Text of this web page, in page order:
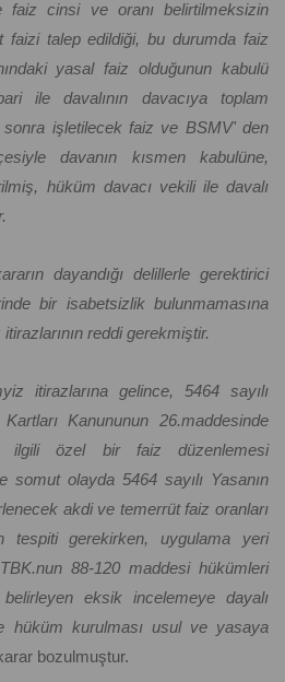
faiz cinsi ve oranı belirtilmeksizin
faizi talep edildiği, bu durumda faiz
yasal faiz olduğunun kabulü
ile davalının davacıya toplam
sonra işletilecek faiz ve BSMV' den
davanın kısmen kabulüne,
hüküm davacı vekili ile davalı
dayandığı delillerle gerektirici
bir isabetsizlik bulunmamasına
reddi gerekmiştir.
itirazlarına gelince, 5464 sayılı
Kanununun 26.maddesinde
ilgili özel bir faiz düzenlemesi
somut olayda 5464 sayılı Yasanın
akdi ve temerrüt faiz oranları
tespiti gerekirken, uygulama yeri
88-120 maddesi hükümleri
eksik incelemeye dayalı
hüküm kurulması usul ve yasaya
bozulmuştur.